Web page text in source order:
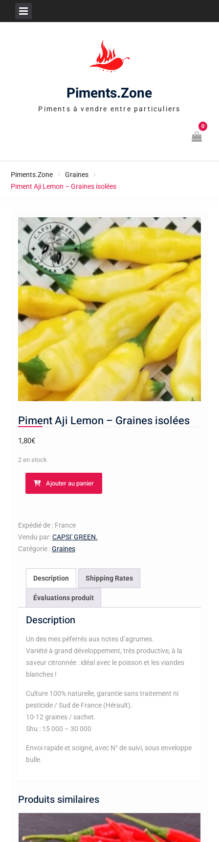
Piments.Zone
Piments à vendre entre particuliers
0
Piments.Zone
Graines
Piment Aji Lemon – Graines isolées
Piment Aji Lemon – Graines isolées
1,80€
2 en stock
quantité
Lemon
-
Graines
Ajouter au panier
Expédié de : France
Vendu par:CAPSI' GREEN.
Catégorie :Graines
Description Shipping Rates
Évaluations produit
Description
Un des mes péferrés aux notes d’agrumes.
Variété à grand développement, très productive, à la
saveur citronnée : idéal avec le poisson et les viandes
blanches !
Culture 100% naturelle, garantie sans traitement ni
pesticide / Sud de France (Hérault).
10-12 graines / sachet.
Shu : 15 000 – 30 000
Envoi rapide et soigné, avec N° de suivi, sous enveloppe
bulle.
Produits similaires